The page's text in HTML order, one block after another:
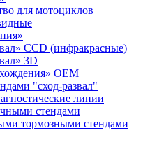
для мотоциклов
CCD (инфракрасные)
3D
ОЕМ
"сход-развал"
линии
стендами
тормозными стендами